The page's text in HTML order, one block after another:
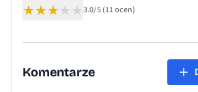
★★★★ ★3.0/5(11 ocen)
Komentarze